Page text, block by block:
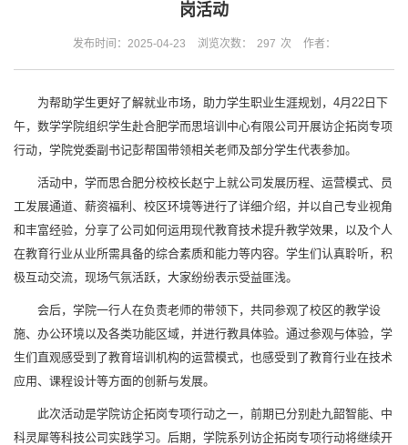
岗活动
发布时间：2025-04-23 浏览次数： 297 次 作者：
为帮助学生更好了解就业市场，助力学生职业生涯规划，4月22日下
午，数学学院组织学生赴合肥学而思培训中心有限公司开展访企拓岗专项
行动，学院党委副书记彭帮国带领相关老师及部分学生代表参加。
活动中，学而思合肥分校校长赵宁上就公司发展历程、运营模式、员
工发展通道、薪资福利、校区环境等进行了详细介绍，并以自己专业视角
和丰富经验，分享了公司如何运用现代教育技术提升教学效果，以及个人
在教育行业从业所需具备的综合素质和能力等内容。学生们认真聆听，积
极互动交流，现场气氛活跃，大家纷纷表示受益匪浅。
会后，学院一行人在负责老师的带领下，共同参观了校区的教学设
施、办公环境以及各类功能区域，并进行教具体验。通过参观与体验，学
生们直观感受到了教育培训机构的运营模式，也感受到了教育行业在技术
应用、课程设计等方面的创新与发展。
此次活动是学院访企拓岗专项行动之一，前期已分别赴九韶智能、中
科灵犀等科技公司实践学习。后期，学院系列访企拓岗专项行动将继续开